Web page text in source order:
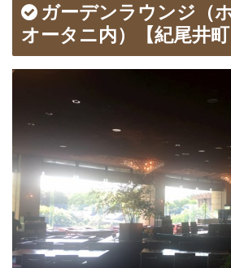
ガーデンラウンジ（
オータニ内）【紀尾井町